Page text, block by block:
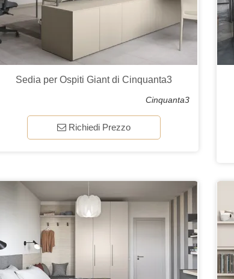
Sedia per Ospiti Giant di Cinquanta3
Cinquanta3
Richiedi Prezzo